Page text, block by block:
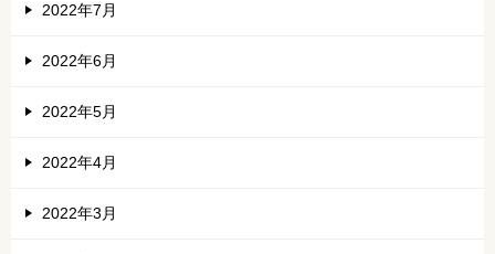
2022年7月
2022年6月
2022年5月
2022年4月
2022年3月